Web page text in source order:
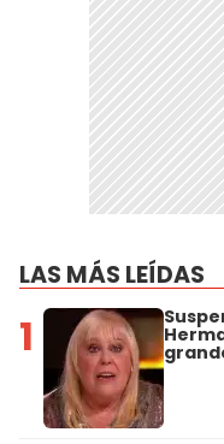
LAS MÁS LEÍDAS
1